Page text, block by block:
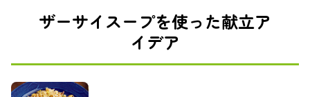
ザーサイスープを使った献立ア
イデア